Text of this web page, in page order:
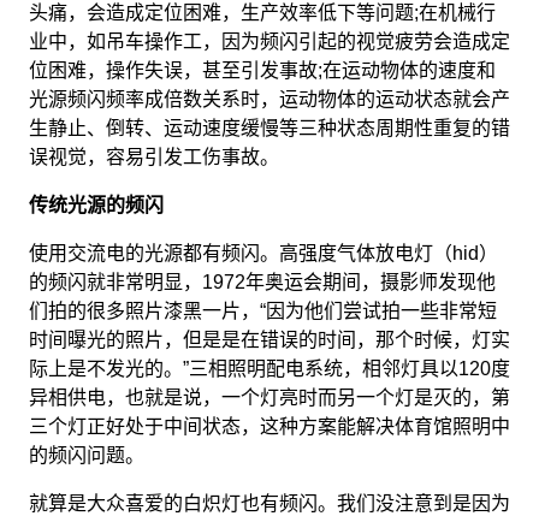
头痛，会造成定位困难，生产效率低下等问题;在机械行
业中，如吊车操作工，因为频闪引起的视觉疲劳会造成定
位困难，操作失误，甚至引发事故;在运动物体的速度和
光源频闪频率成倍数关系时，运动物体的运动状态就会产
生静止、倒转、运动速度缓慢等三种状态周期性重复的错
误视觉，容易引发工伤事故。
传统光源的频闪
使用交流电的光源都有频闪。高强度气体放电灯（hid）
的频闪就非常明显，1972年奥运会期间，摄影师发现他
们拍的很多照片漆黑一片，“因为他们尝试拍一些非常短
时间曝光的照片，但是是在错误的时间，那个时候，灯实
际上是不发光的。”三相照明配电系统，相邻灯具以120度
异相供电，也就是说，一个灯亮时而另一个灯是灭的，第
三个灯正好处于中间状态，这种方案能解决体育馆照明中
的频闪问题。
就算是大众喜爱的白炽灯也有频闪。我们没注意到是因为